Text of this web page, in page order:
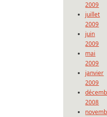
2009
juillet
2009
juin
2009
mai
2009
janvier
2009
2008